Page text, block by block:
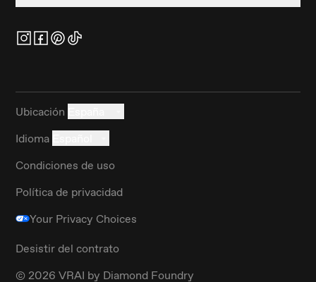
Ubicación
Idioma
Condiciones de uso
Política de privacidad
Your Privacy Choices
Desistir del contrato
© 2026 VRAI by Diamond Foundry